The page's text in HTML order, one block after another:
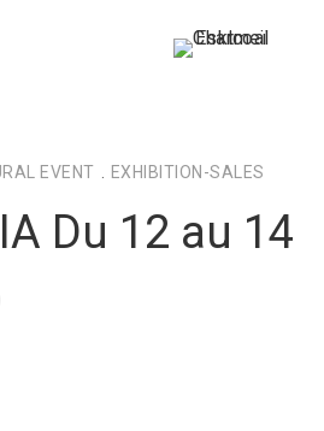
EVENT EXHIBITION-SALES
Du 12 au 14